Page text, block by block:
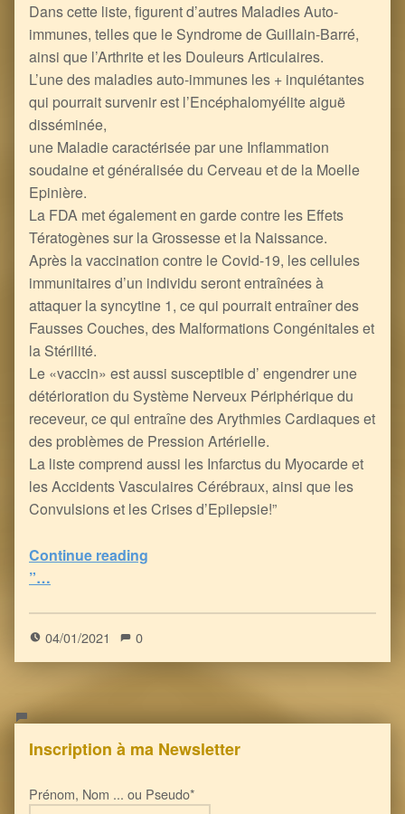
Dans cette liste, figurent d’autres Maladies Auto-
immunes, telles que le Syndrome de Guillain-Barré,
ainsi que l’Arthrite et les Douleurs Articulaires.
L’une des maladies auto-immunes les + inquiétantes
qui pourrait survenir est l’Encéphalomyélite aiguë
disséminée,
une Maladie caractérisée par une Inflammation
soudaine et généralisée du Cerveau et de la Moelle
Epinière.
La FDA met également en garde contre les Effets
Tératogènes sur la Grossesse et la Naissance.
Après la vaccination contre le Covid-19, les cellules
immunitaires d’un individu seront entraînées à
attaquer la syncytine 1, ce qui pourrait entraîner des
Fausses Couches, des Malformations Congénitales et
la Stérilité.
Le «vaccin» est aussi susceptible d’ engendrer une
détérioration du Système Nerveux Périphérique du
receveur, ce qui entraîne des Arythmies Cardiaques et
des problèmes de Pression Artérielle.
La liste comprend aussi les Infarctus du Myocarde et
les Accidents Vasculaires Cérébraux, ainsi que les
Convulsions et les Crises d’Epilepsie!”
Continue reading
”…
04/01/2021 0
Inscription à ma Newsletter
Prénom, Nom ... ou Pseudo*